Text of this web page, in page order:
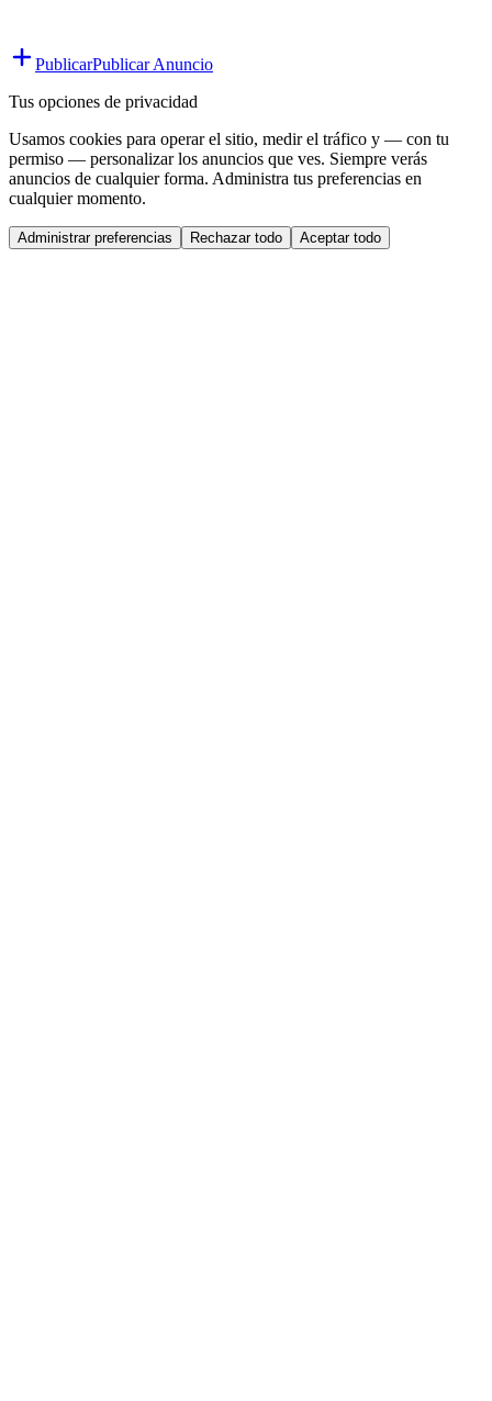
PublicarPublicar Anuncio
Tus opciones de privacidad
Usamos cookies para operar el sitio, medir el tráfico y — con tu
permiso — personalizar los anuncios que ves. Siempre verás
anuncios de cualquier forma. Administra tus preferencias en
cualquier momento.
Administrar preferencias Rechazar todo Aceptar todo